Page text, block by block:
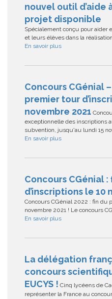
nouvel outil d’aide
projet disponible
Spécialement conçu pour aider
et leurs élèves dans la
En savoir plus
Concours CGénial
premier tour
novembre 2021
exceptionnelle des inscriptions
subvention, jusqu'au lundi 15
En savoir plus
Concours CGénial
d’inscriptions le 10
Concours CGénial 2022 : fin du
novembre 2021 ! Le concours
En savoir plus
La délégation
concours
EUCYS ! Cinq lycéens de
représenter la France au